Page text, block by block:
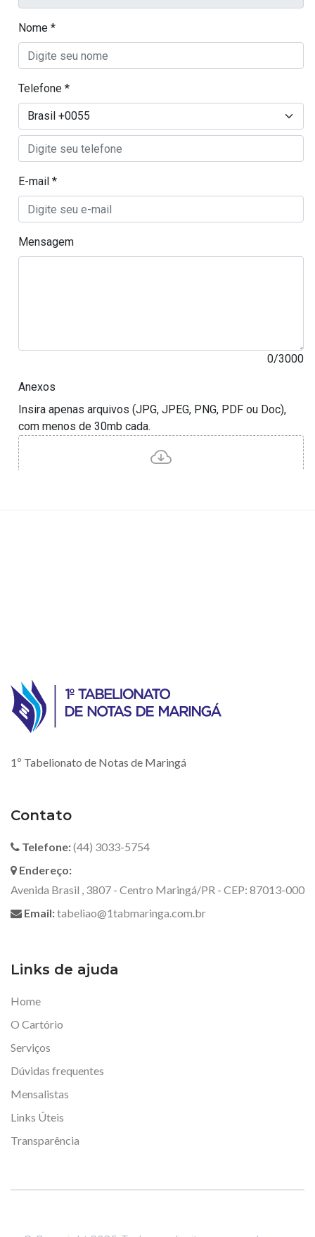
1º Tabelionato de Notas de Maringá
Contato
Telefone:(44) 3033-5754
Endereço:
Avenida Brasil , 3807 - Centro Maringá/PR - CEP: 87013-000
Email:tabeliao@1tabmaringa.com.br
Links de ajuda
Home
O Cartório
Serviços
Dúvidas frequentes
Mensalistas
Links Úteis
Transparência